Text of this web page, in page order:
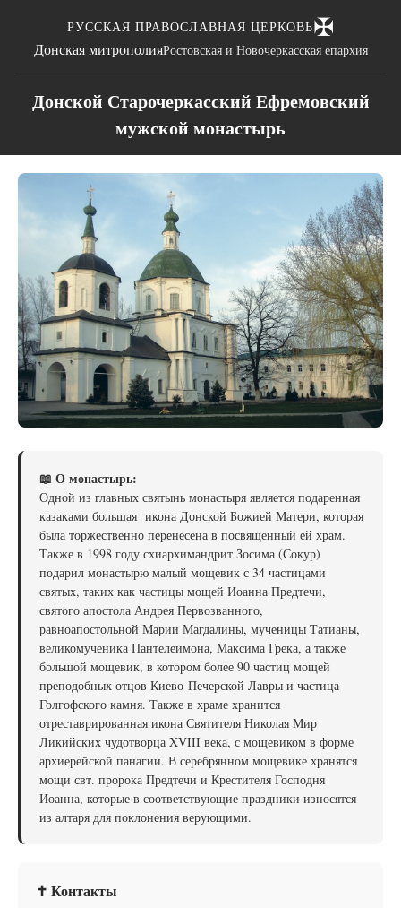
РУССКАЯ ПРАВОСЛАВНАЯ ЦЕРКОВЬ✠
Донская митрополияРостовская и Новочеркасская епархия
Донской Старочеркасский Ефремовский
мужской монастырь
📖 О монастырь:
Одной из главных святынь монастыря является подаренная
казаками большая икона Донской Божией Матери, которая
была торжественно перенесена в посвященный ей храм.
Также в 1998 году схиархимандрит Зосима (Сокур)
подарил монастырю малый мощевик с 34 частицами
святых, таких как частицы мощей Иоанна Предтечи,
святого апостола Андрея Первозванного,
равноапостольной Марии Магдалины, мученицы Татианы,
великомученика Пантелеимона, Максима Грека, а также
большой мощевик, в котором более 90 частиц мощей
преподобных отцов Киево-Печерской Лавры и частица
Голгофского камня. Также в храме хранится
отреставрированная икона Святителя Николая Мир
Ликийских чудотворца XVIII века, с мощевиком в форме
архиерейской панагии. В серебрянном мощевике хранятся
мощи свт. пророка Предтечи и Крестителя Господня
Иоанна, которые в соответствующие праздники износятся
из алтаря для поклонения верующими.
✝ Контакты